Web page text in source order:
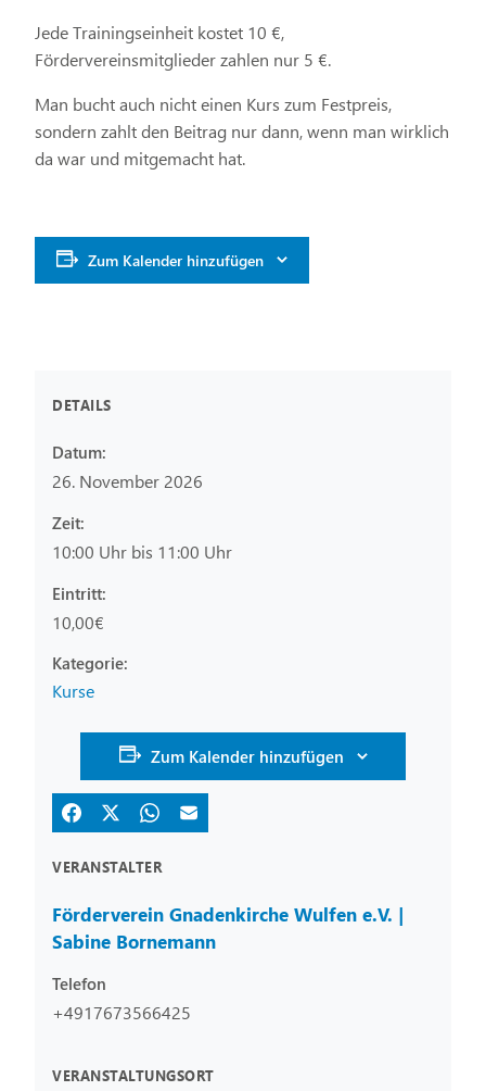
Jede Trainingseinheit kostet 10 €,
Fördervereinsmitglieder zahlen nur 5 €.
Man bucht auch nicht einen Kurs zum Festpreis,
sondern zahlt den Beitrag nur dann, wenn man wirklich
da war und mitgemacht hat.
Zum Kalender hinzufügen
DETAILS
Datum:
26. November 2026
Zeit:
10:00 Uhr bis 11:00 Uhr
Eintritt:
10,00€
Kurse
Zum Kalender hinzufügen
VERANSTALTER
Förderverein Gnadenkirche Wulfen e.V. |
Sabine Bornemann
Telefon
+4917673566425
VERANSTALTUNGSORT